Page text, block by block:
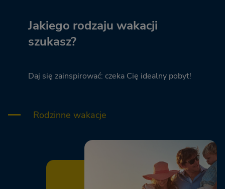
Jakiego rodzaju wakacji
szukasz?
Daj się zainspirować: czeka Cię idealny pobyt!
Rodzinne wakacje